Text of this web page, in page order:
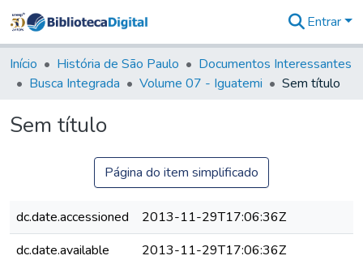
&
Coleções
Tudo na
Entrar
Início História de São Paulo
Documentos Interessantes
Busca Integrada
Volume 07 - Iguatemi Sem título
Sem título
Página do item simplificado
dc.date.accessioned
2013-11-29T17:06:36Z
dc.date.available
2013-11-29T17:06:36Z